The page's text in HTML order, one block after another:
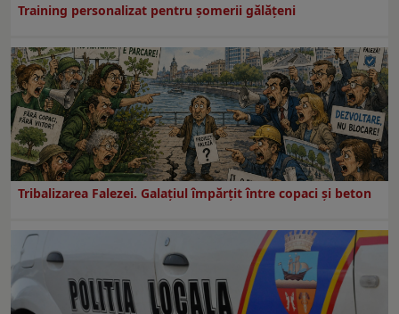
Training personalizat pentru șomerii gălățeni
Tribalizarea Falezei. Galațiul împărțit între copaci și beton